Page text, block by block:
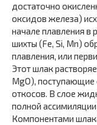
достаточно
оксидов железа)
начале плавления в
шихты (Fe, Si, Mn)
плавления, или
Этот шлак
MgO), поступающие
откосов. В слое
полной
Компонентами